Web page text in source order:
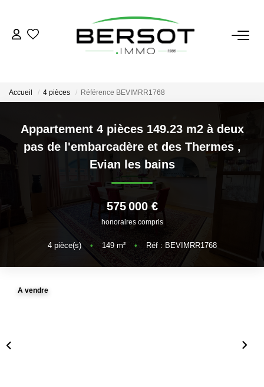
Acheter
Estimer
Vendre
Investissement
Nos Outils
LOUER
Accueil 4 pièces Référence BEVIMRR1768
Appartement 4 pièces 149.23 m2 à deux
pas de l'embarcadère et des Thermes ,
Evian les bains
575 000 €
honoraires compris
4pièce(s) • 149m² • Réf : BEVIMRR1768
A vendre